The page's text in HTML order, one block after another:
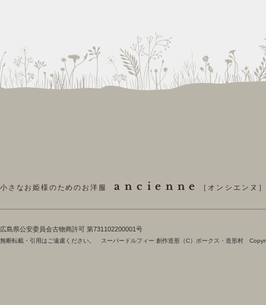
小さなお姫様のためのお洋服 ancienne ［オンシエンヌ
​広島県公安委員会古物商許可 第731102200001号
無断転載・引用はご遠慮ください。 スーパードルフィー 創作造形（C）ボークス・造形村